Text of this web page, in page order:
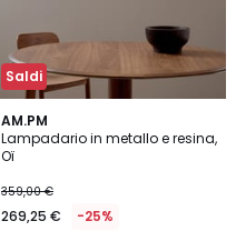
Saldi
AM.PM
Lampadario in metallo e resina,
Oï
359,00 €
269,25 € -25%
3
/
5